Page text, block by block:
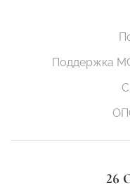
Поддержка
26